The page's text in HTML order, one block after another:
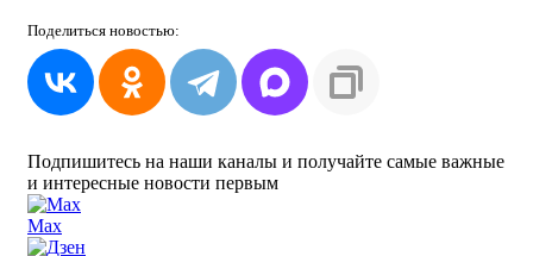
Поделиться новостью:
Подпишитесь на наши каналы и получайте самые важные
и интересные новости первым
Max